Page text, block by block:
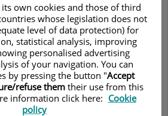
seus camps: cardiologia
cardíaca, cirurgia
en imatge
patologia
electrofisiologia i
en rehabilitació
own cookies and those of third
whose legislation does not
level of data protection) for
statistical analysis, improving
personalised advertising
of your navigation. You can
by pressing the button "Accept
refuse themtheir use from this
information click here: Cookie
policy